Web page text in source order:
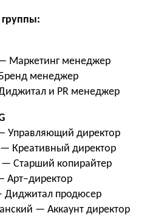
группы:
Маркетинг менеджер
менеджер
и PR менеджер
Управляющий директор
Креативный директор
Старший копирайтер
Арт–директор
продюсер
— Аккаунт директор